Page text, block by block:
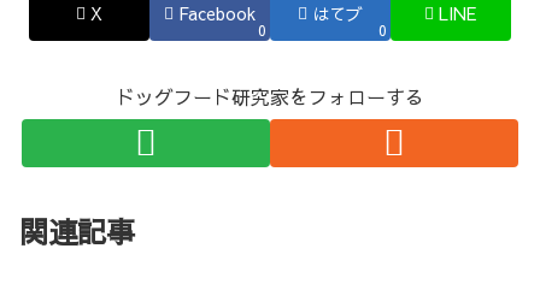
X Facebook
0
はてブ
0
LINE
ドッグフード研究家をフォローする
関連記事